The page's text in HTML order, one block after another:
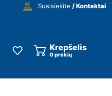
Susisiekite / Kontaktai
Krepšelis
0prekių